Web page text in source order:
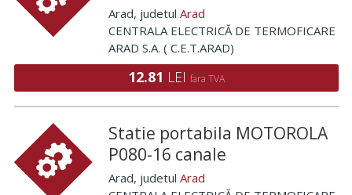
Arad, judetul Arad
CENTRALA ELECTRICĂ DE TERMOFICARE
ARAD S.A. ( C.E.T.ARAD)
12.81 LEI fara TVA
Statie portabila MOTOROLA
P080-16 canale
Arad, judetul Arad